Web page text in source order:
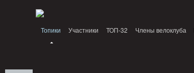
Топики Участники ТОП-32 Члены велоклуба